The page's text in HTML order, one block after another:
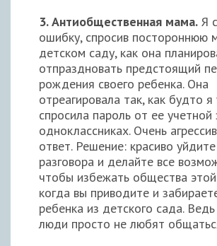
3. Антиобщественная мама. Я
ошибку, спросив постороннюю
детском саду, как она
отпраздновать предстоящий
рождения своего ребенка. Она
отреагировала так, как будто я
спросила пароль от ее учетной
одноклассниках. Очень
ответ. Решение: красиво
разговора и делайте все
чтобы избежать общества
когда вы приводите и
ребенка из детского сада.
люди просто не любят